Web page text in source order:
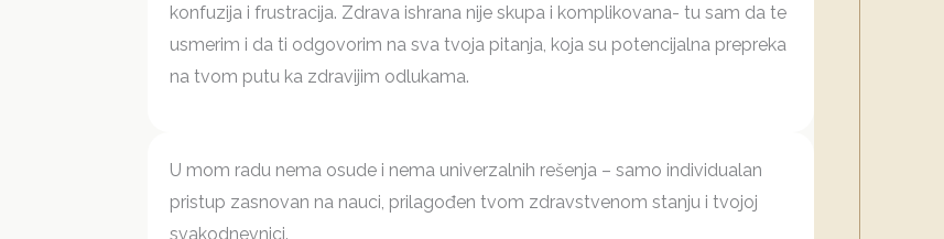
konfuzija i frustracija. Zdrava ishrana nije skupa i komplikovana- tu sam da te
usmerim i da ti odgovorim na sva tvoja pitanja, koja su potencijalna prepreka
na tvom putu ka zdravijim odlukama.
U mom radu nema osude i nema univerzalnih rešenja – samo individualan
pristup zasnovan na nauci, prilagođen tvom zdravstvenom stanju i tvojoj
svakodnevnici.